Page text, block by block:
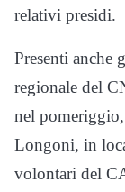
relativi presidi.
Presenti anche
regionale del
nel
Longoni, in
volontari del